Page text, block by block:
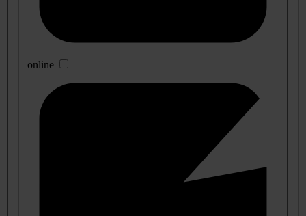
online